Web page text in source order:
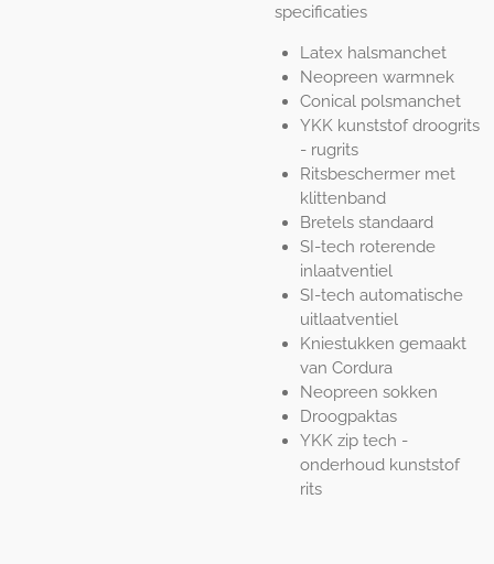
specificaties
Latex halsmanchet
Neopreen warmnek
Conical polsmanchet
YKK kunststof droogrits
- rugrits
Ritsbeschermer met
klittenband
Bretels standaard
SI-tech roterende
inlaatventiel
SI-tech automatische
uitlaatventiel
Kniestukken gemaakt
van Cordura
Neopreen sokken
Droogpaktas
YKK zip tech -
onderhoud kunststof
rits